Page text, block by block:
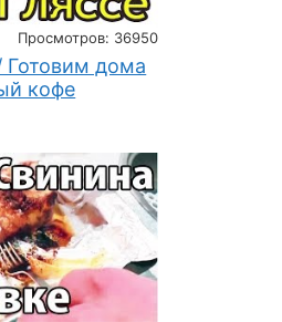
Просмотров: 36950
Готовим дома
кофе